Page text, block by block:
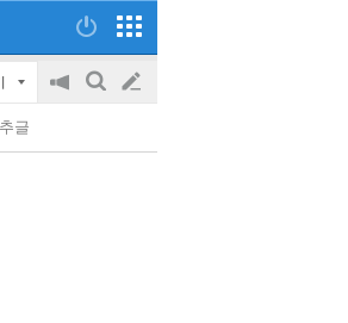
공
on/off
검
글
쓰
글